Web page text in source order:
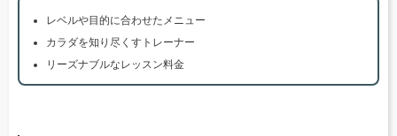
レベルや目的に合わせたメニュー
カラダを知り尽くすトレーナー
リーズナブルなレッスン料金